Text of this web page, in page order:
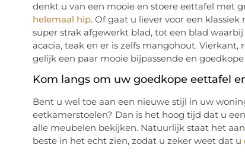
denkt u van een mooie en stoere eettafel met
helemaal hip. Of gaat u liever voor een
super strak afgewerkt blad, tot een blad
acacia, teak en er is zelfs mangohout.
gelijk een paar mooie bijpassende en
Kom langs om uw goedkope eettafel
Bent u wel toe aan een nieuwe stijl in uw
eetkamerstoelen? Dan is het hoog tijd dat u
alle meubelen bekijken. Natuurlijk staat het
beste in het echt zien, zodat u zeker weet dat u